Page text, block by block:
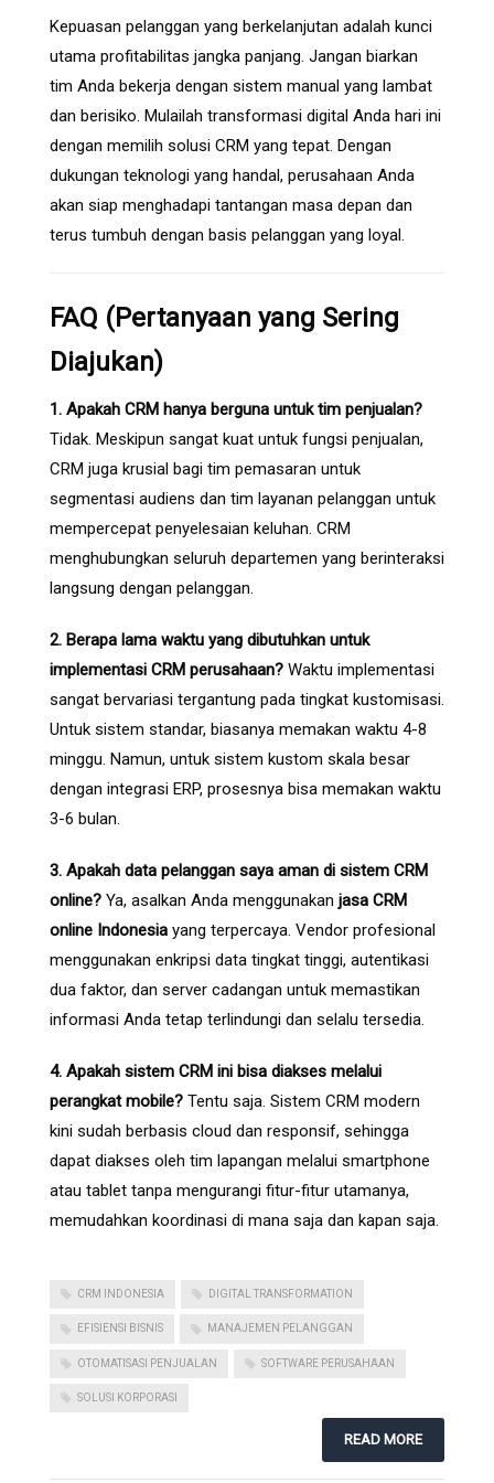
Kepuasan pelanggan yang berkelanjutan adalah kunci
utama profitabilitas jangka panjang. Jangan biarkan
tim Anda bekerja dengan sistem manual yang lambat
dan berisiko. Mulailah transformasi digital Anda hari ini
dengan memilih solusi CRM yang tepat. Dengan
dukungan teknologi yang handal, perusahaan Anda
akan siap menghadapi tantangan masa depan dan
terus tumbuh dengan basis pelanggan yang loyal.
FAQ (Pertanyaan yang Sering
Diajukan)
1. Apakah CRM hanya berguna untuk tim penjualan?
Tidak. Meskipun sangat kuat untuk fungsi penjualan,
CRM juga krusial bagi tim pemasaran untuk
segmentasi audiens dan tim layanan pelanggan untuk
mempercepat penyelesaian keluhan. CRM
menghubungkan seluruh departemen yang berinteraksi
langsung dengan pelanggan.
2. Berapa lama waktu yang dibutuhkan untuk
implementasi CRM perusahaan? Waktu implementasi
sangat bervariasi tergantung pada tingkat kustomisasi.
Untuk sistem standar, biasanya memakan waktu 4-8
minggu. Namun, untuk sistem kustom skala besar
dengan integrasi ERP, prosesnya bisa memakan waktu
3-6 bulan.
3. Apakah data pelanggan saya aman di sistem CRM
online? Ya, asalkan Anda menggunakan jasa CRM
online Indonesia yang terpercaya. Vendor profesional
menggunakan enkripsi data tingkat tinggi, autentikasi
dua faktor, dan server cadangan untuk memastikan
informasi Anda tetap terlindungi dan selalu tersedia.
4. Apakah sistem CRM ini bisa diakses melalui
perangkat mobile? Tentu saja. Sistem CRM modern
kini sudah berbasis cloud dan responsif, sehingga
dapat diakses oleh tim lapangan melalui smartphone
atau tablet tanpa mengurangi fitur-fitur utamanya,
memudahkan koordinasi di mana saja dan kapan saja.
CRM INDONESIA DIGITAL TRANSFORMATION
EFISIENSI BISNIS MANAJEMEN PELANGGAN
OTOMATISASI PENJUALAN SOFTWARE PERUSAHAAN
SOLUSI KORPORASI
READ MORE